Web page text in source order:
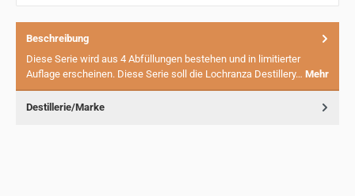
Beschreibung
Diese Serie wird aus 4 Abfüllungen bestehen und in limitierter
Auflage erscheinen. Diese Serie soll die Lochranza Destillery… Mehr
Destillerie/Marke